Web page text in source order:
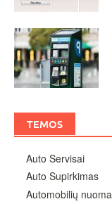
TEMOS
Auto Servisai
Auto Supirkimas
Automobilių nuoma